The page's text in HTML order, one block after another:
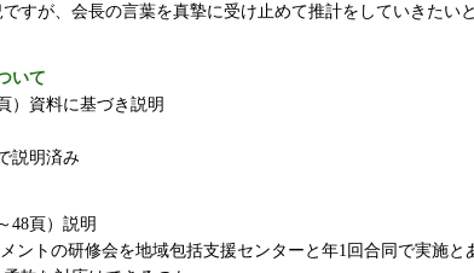
すが、会長の言葉を真摯に受け止めて推計をしていきたい
いて
）資料に基づき説明
説明済み
48頁）説明
ントの研修会を地域包括支援センターと年1回合同で実施と